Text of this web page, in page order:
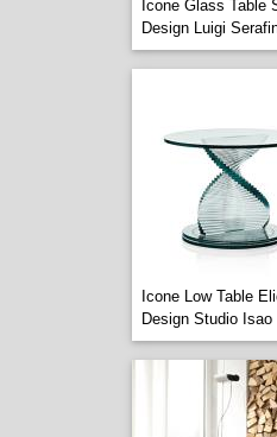
Icone Glass Table
Design Luigi
Icone Low Table
Design Studio Isao